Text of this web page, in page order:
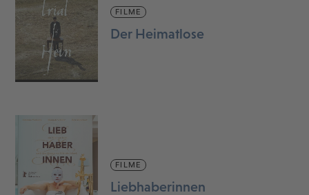
FILME
Der Heimatlose
FILME
Liebhaberinnen